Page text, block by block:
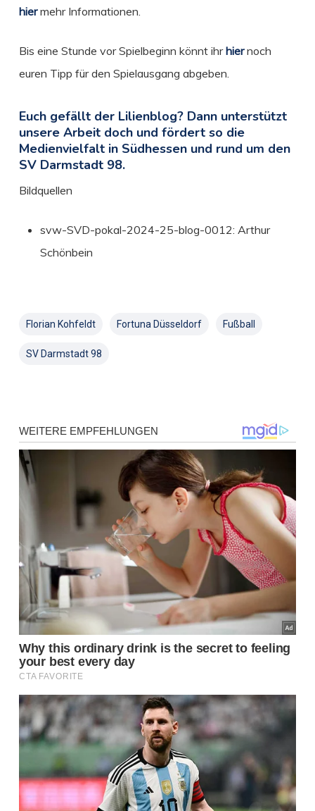
hiermehr Informationen.
Bis eine Stunde vor Spielbeginn könnt ihrhiernoch
euren Tipp für den Spielausgang abgeben.
Euch gefällt der Lilienblog? Dann unterstützt
unsere Arbeit doch und fördert so die
Medienvielfalt in Südhessen und rund um den
SV Darmstadt 98.
Bildquellen
svw-SVD-pokal-2024-25-blog-0012: Arthur
Schönbein
Florian Kohfeldt Fortuna Düsseldorf Fußball
SV Darmstadt 98